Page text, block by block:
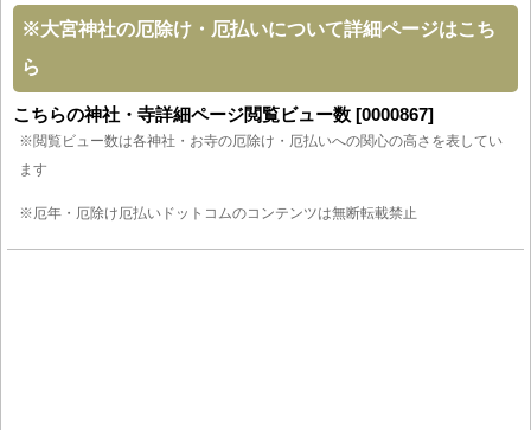
※大宮神社の厄除け・厄払いについて詳細ページはこち
ら
こちらの神社・寺詳細ページ閲覧ビュー数 [0000867]
※閲覧ビュー数は各神社・お寺の厄除け・厄払いへの関心の高さを表してい
ます
※厄年・厄除け厄払いドットコムのコンテンツは無断転載禁止